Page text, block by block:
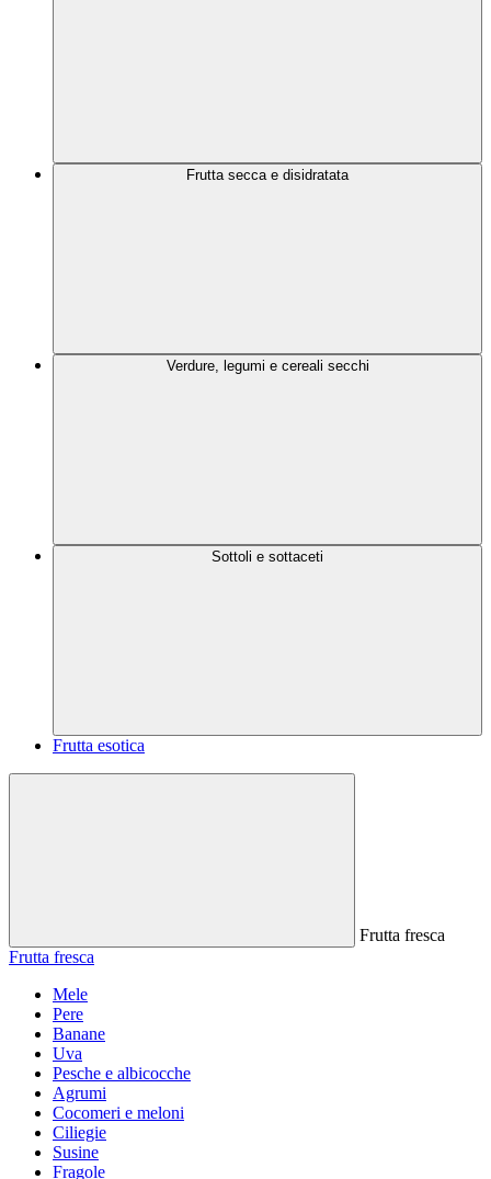
Frutta secca e disidratata
Verdure, legumi e cereali secchi
Sottoli e sottaceti
Frutta esotica
Frutta fresca
Frutta fresca
Mele
Pere
Banane
Uva
Pesche e albicocche
Agrumi
Cocomeri e meloni
Ciliegie
Susine
Fragole